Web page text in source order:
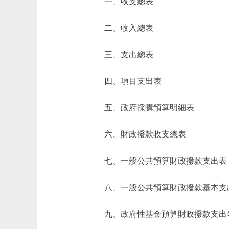
二、收入總表
三、支出總表
四、項目支出表
五、政府採購預算明細表
六、財政撥款收支總表
七、一般公共預算財政撥款支出表
八、一般公共預算財政撥款基本支
九、政府性基金預算財政撥款支出